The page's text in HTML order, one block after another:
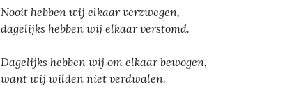
Nooit hebben wij elkaar verzwegen,
dagelijks hebben wij elkaar verstomd.
Dagelijks hebben wij om elkaar bewogen,
want wij wilden niet verdwalen.